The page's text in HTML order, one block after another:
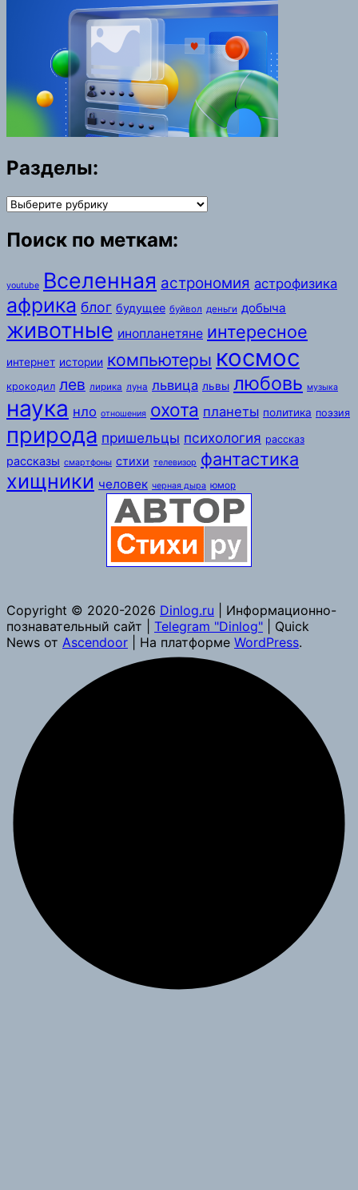
Разделы:
Разделы:
Поиск по меткам:
youtube Вселенная астрономия астрофизика
африка блог будущее буйвол деньги добыча
животные инопланетяне интересное
интернет истории компьютеры космос
крокодил лев лирика луна львица львы любовь музыка
наука нло отношения охота планеты политика поэзия
природа пришельцы психология рассказ
рассказы смартфоны стихи телевизор фантастика
хищники человек черная дыра юмор
Copyright © 2020-2026 Dinlog.ru | Информационно-
познавательный сайт | Telegram "Dinlog" | Quick
News от Ascendoor | На платформе WordPress.